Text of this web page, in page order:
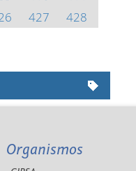
427
428
Organismos